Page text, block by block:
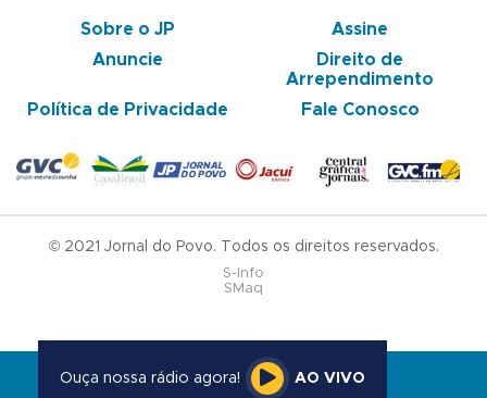
Sobre o JP
Assine
Anuncie
Direito de
Arrependimento
Política de Privacidade
Fale Conosco
© 2021 Jornal do Povo. Todos os direitos reservados.
S-Info
SMaq
Ouça nossa rádio agora! AO VIVO